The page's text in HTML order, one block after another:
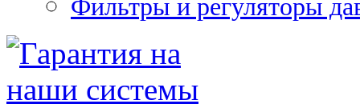
Фильтры и регуляторы